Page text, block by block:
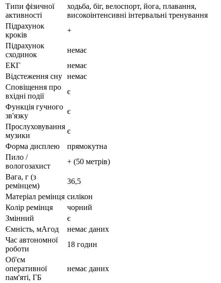
Типи фізичної
активності
ходьба, біг, велоспорт, йога, плавання,
високоінтенсивні інтервальні тренування
Підрахунок
кроків
+
Підрахунок
сходинок
немає
ЕКГ
немає
Відстеження сну немає
Сповіщення про
вхідні події
є
Функція гучного
зв'язку
є
Прослуховування
музики
є
Форма дисплею
прямокутна
Пило /
вологозахист
+ (50 метрів)
Вага, г (з
ремінцем)
36,5
Матеріал ремінця силікон
Колір ремінця
чорний
Змінний
є
Ємність, мАгод
немає даних
Час автономної
роботи
18 годин
Об'єм
оперативної
пам'яті, ГБ
немає даних